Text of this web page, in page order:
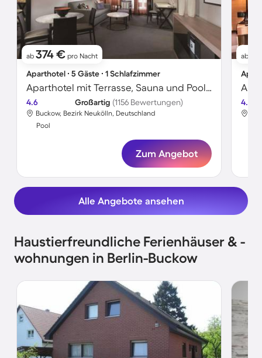
ab 374 € pro Nacht
Aparthotel ∙ 5 Gäste ∙ 1 Schlafzimmer
Aparthotel mit Terrasse, Sauna und Pool | Gendarmenmarkt in der Nähe | Perfekt für die Arbeit von Zuhause
4.6 Großartig (1156 Bewertungen)
Buckow, Bezirk Neukölln, Deutschland
Pool
Zum Angebot
ab
4.6
Alle Angebote ansehen
Haustierfreundliche Ferienhäuser & -
wohnungen in Berlin-Buckow